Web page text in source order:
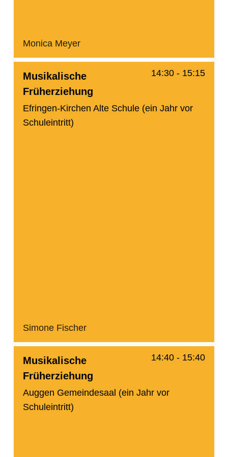
Monica Meyer
14:30 - 15:15
Musikalische
Früherziehung
Efringen-Kirchen Alte Schule (ein Jahr vor
Schuleintritt)
Simone Fischer
14:40 - 15:40
Musikalische
Früherziehung
Auggen Gemeindesaal (ein Jahr vor
Schuleintritt)